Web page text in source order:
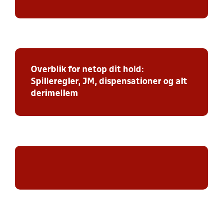
Overblik for netop dit hold:
Spilleregler, JM, dispensationer og alt
derimellem